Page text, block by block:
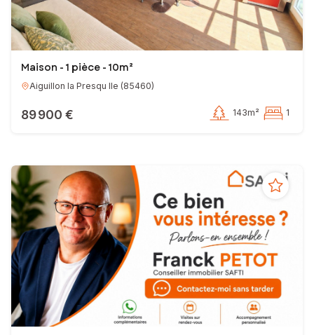
Maison - 1 pièce - 10m²
Aiguillon la Presqu Ile (85460)
89 900 € 143m² 1